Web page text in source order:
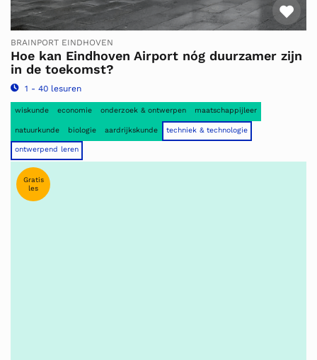
BRAINPORT EINDHOVEN
Hoe kan Eindhoven Airport nóg duurzamer zijn
in de toekomst?
1 - 40 lesuren
wiskunde economie onderzoek & ontwerpen maatschappijleer
natuurkunde biologie aardrijkskunde techniek & technologie
ontwerpend leren
Gratis
les